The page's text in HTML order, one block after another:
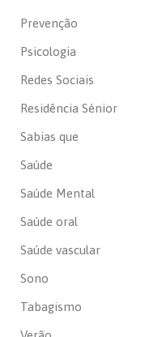
Prevenção
Psicologia
Redes Sociais
Residência Sénior
Sabias que
Saúde
Saúde Mental
Saúde oral
Saúde vascular
Sono
Tabagismo